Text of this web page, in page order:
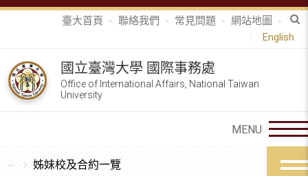
臺大首頁 聯絡我們 常見問題
網站地圖
English
國立臺灣大學 國際事務處
Office of International Affairs, National Taiwan
University
姊妹校及合約一覽